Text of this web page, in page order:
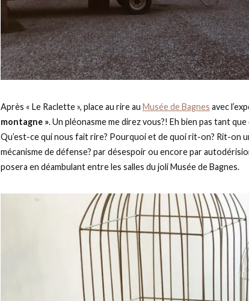
Après « Le Raclette », place au rire au Musée de Bagnes avec
montagne ». Un pléonasme me direz vous?! Eh bien pas tant que
Qu’est-ce qui nous fait rire? Pourquoi et de quoi rit-on? Rit-on
mécanisme de défense? par désespoir ou encore par
posera en déambulant entre les salles du joli Musée de Bagnes.